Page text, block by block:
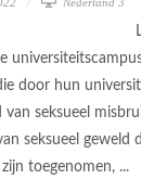
door hun
van seksueel
seksueel geweld
toegenomen, ...